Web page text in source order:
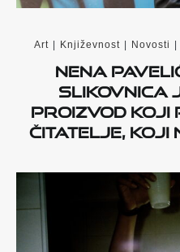
Art | Književnost | Novosti |
Nena
slikovnica
proizvod koji
čitatelje, koji